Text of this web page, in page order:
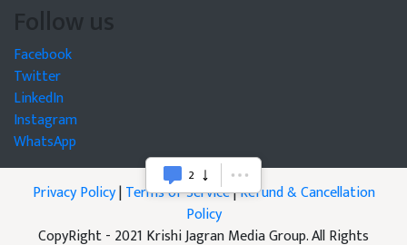
Follow us
Facebook
Twitter
LinkedIn
Instagram
WhatsApp
Privacy Policy|Terms of Service|Refund & Cancellation
Policy
CopyRight - 2021 Krishi Jagran Media Group. All Rights